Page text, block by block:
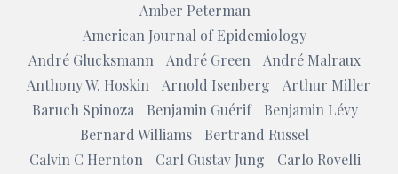
Amber Peterman
American Journal of Epidemiology
André Glucksmann
André Green
André Malraux
Anthony W. Hoskin
Arnold Isenberg
Arthur Miller
Baruch Spinoza
Benjamin Guérif
Benjamin Lévy
Bernard Williams
Bertrand Russel
Calvin C Hernton
Carl Gustav Jung
Carlo Rovelli